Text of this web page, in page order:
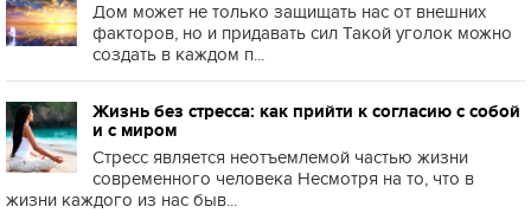
Дом может не только защищать нас от внешних
факторов, но и придавать сил Такой уголок можно
создать в каждом п...
Жизнь без стресса: как прийти к согласию с собой
и с миром
Стресс является неотъемлемой частью жизни
современного человека Несмотря на то, что в
жизни каждого из нас быв...